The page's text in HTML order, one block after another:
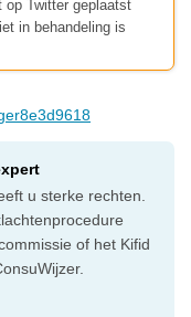
op Twitter geplaatst
in behandeling is
u sterke rechten.
of het Kifid